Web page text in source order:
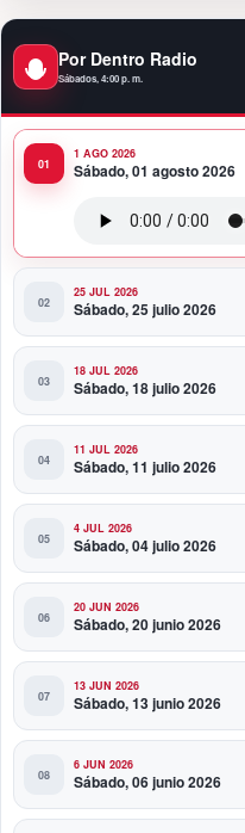
Premios a la
edición en el
11:58 PM
Presidente
Por Dentro Radio
Sábados, 4:00 p. m.
1 AGO 2026
Sábado, 01 agosto 2026
25 JUL 2026
Sábado, 25 julio 2026
18 JUL 2026
Sábado, 18 julio 2026
11 JUL 2026
Sábado, 11 julio 2026
4 JUL 2026
Sábado, 04 julio 2026
20 JUN 2026
Sábado, 20 junio 2026
13 JUN 2026
Sábado, 13 junio 2026
6 JUN 2026
Sábado, 06 junio 2026